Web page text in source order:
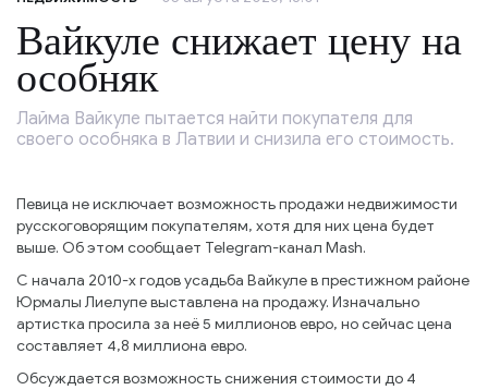
Вайкуле снижает цену на
особняк
Лайма Вайкуле пытается найти покупателя для
своего особняка в Латвии и снизила его стоимость.
Певица не исключает возможность продажи недвижимости
русскоговорящим покупателям, хотя для них цена будет
выше. Об этом сообщает Telegram-канал Mash.
С начала 2010-х годов усадьба Вайкуле в престижном районе
Юрмалы Лиелупе выставлена на продажу. Изначально
артистка просила за неё 5 миллионов евро, но сейчас цена
составляет 4,8 миллиона евро.
Обсуждается возможность снижения стоимости до 4